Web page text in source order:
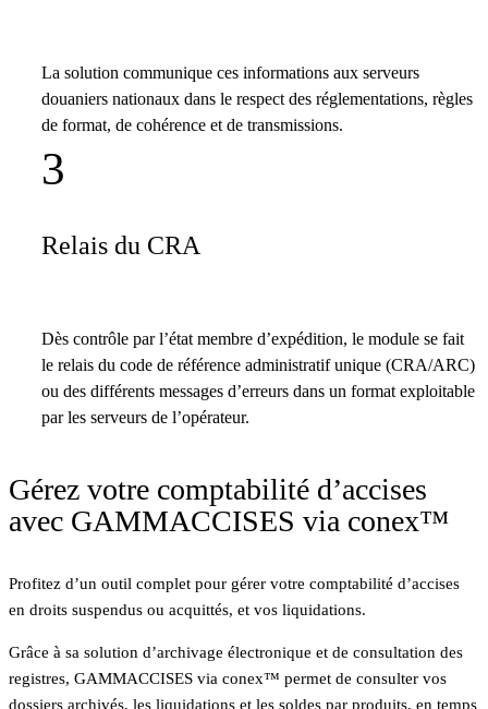
La solution communique ces informations aux serveurs
douaniers nationaux dans le respect des réglementations, règles
de format, de cohérence et de transmissions.
3
Relais du CRA
Dès contrôle par l’état membre d’expédition, le module se fait
le relais du code de référence administratif unique (CRA/ARC)
ou des différents messages d’erreurs dans un format exploitable
par les serveurs de l’opérateur.
Gérez votre comptabilité d’accises
avec GAMMACCISES via conex™
Profitez d’un outil complet pour gérer votre comptabilité d’accises
en droits suspendus ou acquittés, et vos liquidations.
Grâce à sa solution d’archivage électronique et de consultation des
registres, GAMMACCISES via conex™ permet de consulter vos
dossiers archivés, les liquidations et les soldes par produits, en temps